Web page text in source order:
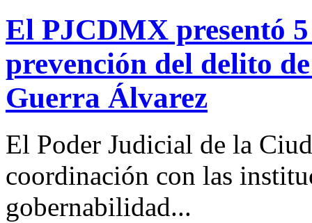
El PJCDMX presentó
prevención del delito
Guerra Álvarez
El Poder Judicial de la
coordinación con las
gobernabilidad...